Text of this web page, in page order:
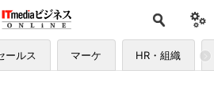
ールス マーケ HR・組織